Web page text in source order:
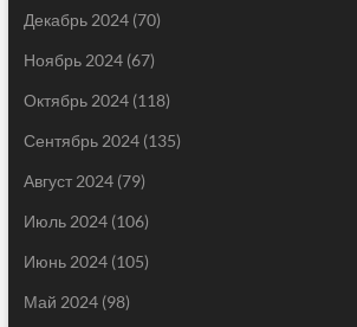
Декабрь 2024(70)
Ноябрь 2024(67)
Октябрь 2024(118)
Сентябрь 2024(135)
Август 2024(79)
Июль 2024(106)
Июнь 2024(105)
Май 2024(98)